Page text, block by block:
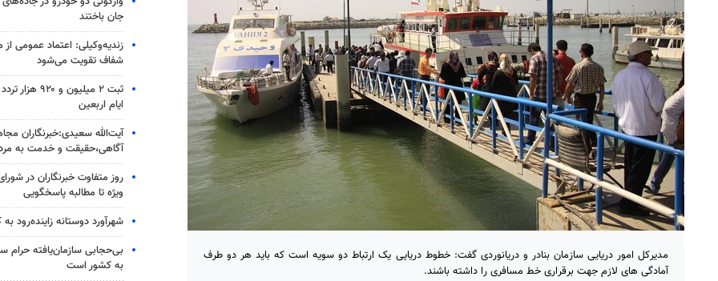
مدیرکل امور دریایی سازمان بنادر و دریانوردی گفت: خطوط دریایی یک ارتباط دو سویه است که باید هر دو طرف
آمادگی های لازم جهت برقراری خط مسافری را داشته باشند.
جان باختند
زندیه‌وکیلی: اعتماد عمومی از
شفاف تقویت می‌شود
ثبت ۲ میلیون و
ایام اربعین
آیت‌الله سعیدی:خبرنگاران
آگاهی،حقیقت و خدمت به
روز متفاوت خبرنگاران در
ویژه تا مطالبه پاسخگویی
شهرآورد دوستانه زاینده‌رود
بی‌حجابی سازمان‌یافته حرام
به کشور است